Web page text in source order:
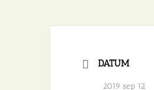
DATUM
2019 sep 12